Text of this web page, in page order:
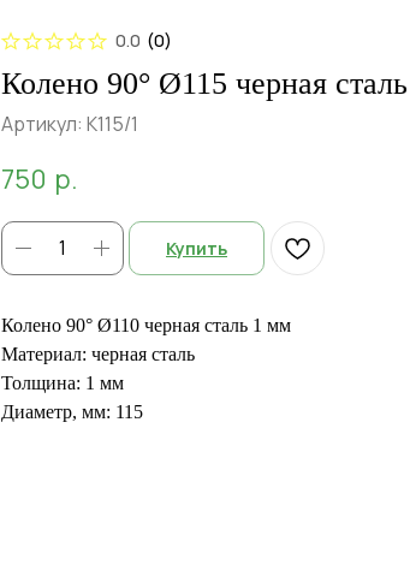
0.0 (0)
Колено 90° Ø115 черная
Артикул: К115/1
750 р.
Купить
Колено 90° Ø110 черная сталь 1 мм
Материал: черная сталь
Толщина: 1 мм
Диаметр, мм: 115